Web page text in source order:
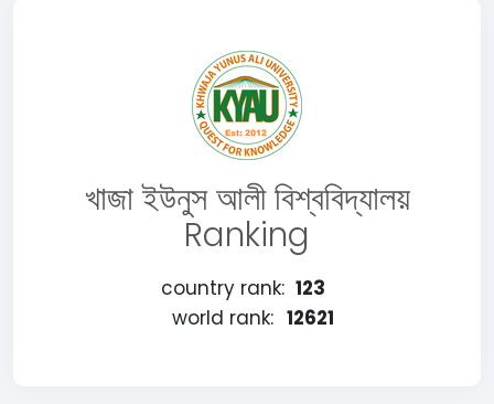
খাজা ইউনুস আলী বিশ্ববিদ্যালয়
Ranking
country rank: 123
world rank: 12621